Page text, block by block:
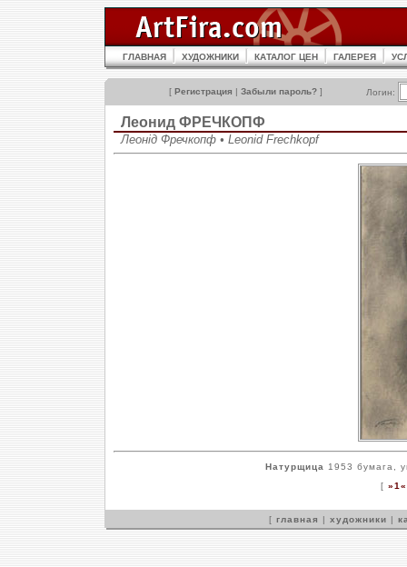
ГЛАВНАЯ ХУДОЖНИКИ КАТАЛОГ ЦЕН ГАЛЕРЕЯ
[ Регистрация | Забыли пароль? ] Логин:
Леонид ФРЕЧКОПФ
Леонід Фречкопф • Leonid Frechkopf
Натурщица
1953 бумага,
[ »1«
[ главная | художники |